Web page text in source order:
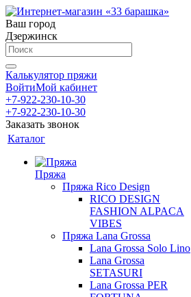
Ваш город
Дзержинск
Калькулятор пряжи
ВойтиМой кабинет
+7-922-230-10-30
+7-922-230-10-30
Заказать звонок
Каталог
Пряжа
Пряжа Rico Design
RICO DESIGN
FASHION ALPACA
VIBES
Пряжа Lana Grossa
Lana Grossa Solo Lino
Lana Grossa
SETASURI
Lana Grossa PER